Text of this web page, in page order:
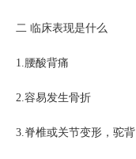
二 临床表现是什么
1. 腰酸背痛
2. 容易发生骨折
3. 脊椎或关节变形，驼背